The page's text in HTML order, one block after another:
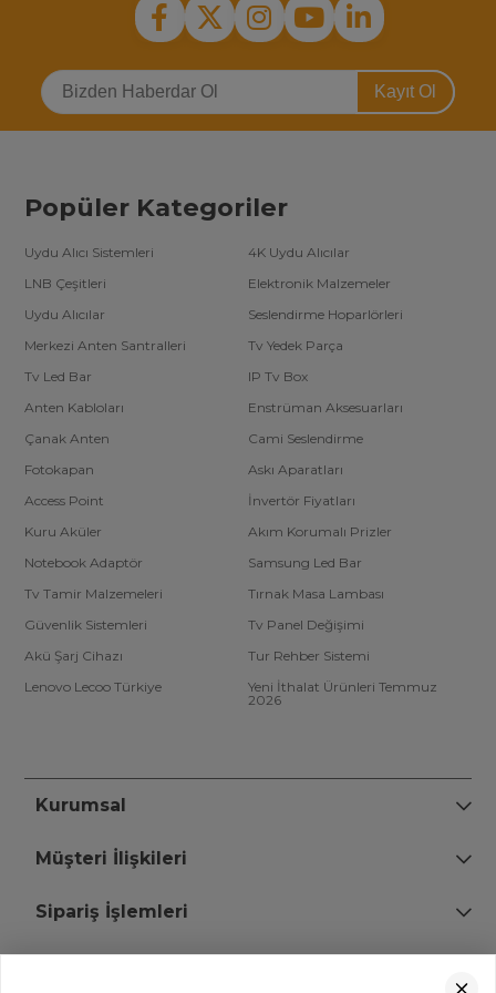
Kayıt Ol
Popüler Kategoriler
Uydu Alıcı Sistemleri
4K Uydu Alıcılar
LNB Çeşitleri
Elektronik Malzemeler
Uydu Alıcılar
Seslendirme Hoparlörleri
Merkezi Anten Santralleri
Tv Yedek Parça
Tv Led Bar
IP Tv Box
Anten Kabloları
Enstrüman Aksesuarları
Çanak Anten
Cami Seslendirme
Fotokapan
Askı Aparatları
Access Point
İnvertör Fiyatları
Kuru Aküler
Akım Korumalı Prizler
Notebook Adaptör
Samsung Led Bar
Tv Tamir Malzemeleri
Tırnak Masa Lambası
Güvenlik Sistemleri
Tv Panel Değişimi
Akü Şarj Cihazı
Tur Rehber Sistemi
Lenovo Lecoo Türkiye
Yeni İthalat Ürünleri Temmuz
2026
Kurumsal
Müşteri İlişkileri
Sipariş İşlemleri